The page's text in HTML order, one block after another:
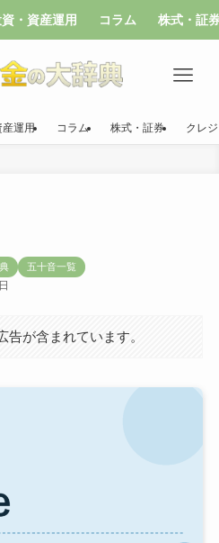
・資産運用 コラム 株式・証
産運用 コラム 株式・証券 クレ
五十音一覧
告が含まれています。